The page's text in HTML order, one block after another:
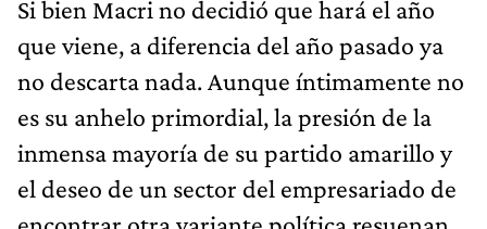
Si bien Macri no decidió que hará el año
que viene, a diferencia del año pasado ya
no descarta nada. Aunque íntimamente no
es su anhelo primordial, la presión de la
inmensa mayoría de su partido amarillo y
el deseo de un sector del empresariado de